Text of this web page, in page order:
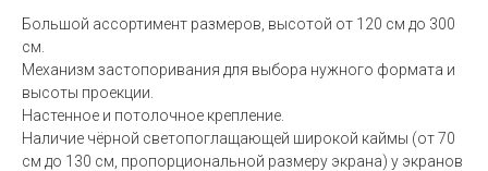
Большой ассортимент размеров, высотой от 120 см до 300
см.
Механизм застопоривания для выбора нужного формата и
высоты проекции.
Настенное и потолочное крепление.
Наличие чёрной светопоглащающей широкой каймы (от 70
см до 130 см, пропорциональной размеру экрана) у экранов